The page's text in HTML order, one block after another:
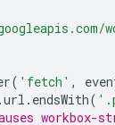
( 'fetch' ,
.url . endsWith(